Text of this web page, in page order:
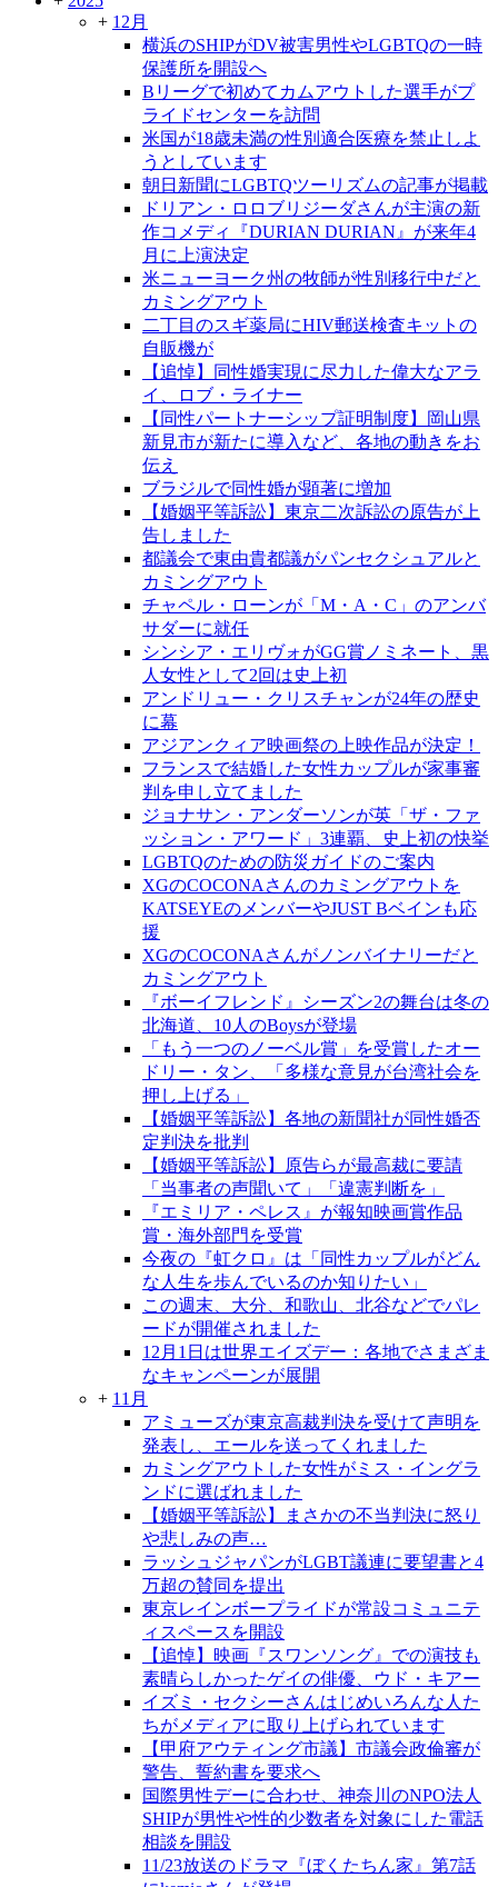
+ 12月
横浜のSHIPがDV被害男性やLGBTQの一時
保護所を開設へ
Bリーグで初めてカムアウトした選手がプ
ライドセンターを訪問
米国が18歳未満の性別適合医療を禁止しよ
うとしています
朝日新聞にLGBTQツーリズムの記事が掲載
ドリアン・ロロブリジーダさんが主演の新
作コメディ『DURIAN DURIAN』が来年4
月に上演決定
米ニューヨーク州の牧師が性別移行中だと
カミングアウト
二丁目のスギ薬局にHIV郵送検査キットの
自販機が
【追悼】同性婚実現に尽力した偉大なアラ
イ、ロブ・ライナー
【同性パートナーシップ証明制度】岡山県
新見市が新たに導入など、各地の動きをお
伝え
ブラジルで同性婚が顕著に増加
【婚姻平等訴訟】東京二次訴訟の原告が上
告しました
都議会で東由貴都議がパンセクシュアルと
カミングアウト
チャペル・ローンが「M・A・C」のアンバ
サダーに就任
シンシア・エリヴォがGG賞ノミネート、黒
人女性として2回は史上初
アンドリュー・クリスチャンが24年の歴史
に幕
アジアンクィア映画祭の上映作品が決定！
フランスで結婚した女性カップルが家事審
判を申し立てました
ジョナサン・アンダーソンが英「ザ・ファ
ッション・アワード」3連覇、史上初の快挙
LGBTQのための防災ガイドのご案内
XGのCOCONAさんのカミングアウトを
KATSEYEのメンバーやJUST Bベインも応
援
XGのCOCONAさんがノンバイナリーだと
カミングアウト
『ボーイフレンド』シーズン2の舞台は冬の
北海道、10人のBoysが登場
「もう一つのノーベル賞」を受賞したオー
ドリー・タン、「多様な意見が台湾社会を
押し上げる」
【婚姻平等訴訟】各地の新聞社が同性婚否
定判決を批判
【婚姻平等訴訟】原告らが最高裁に要請
「当事者の声聞いて」「違憲判断を」
『エミリア・ペレス』が報知映画賞作品
賞・海外部門を受賞
今夜の『虹クロ』は「同性カップルがどん
な人生を歩んでいるのか知りたい」
この週末、大分、和歌山、北谷などでパレ
ードが開催されました
12月1日は世界エイズデー：各地でさまざま
なキャンペーンが展開
+ 11月
アミューズが東京高裁判決を受けて声明を
発表し、エールを送ってくれました
カミングアウトした女性がミス・イングラ
ンドに選ばれました
【婚姻平等訴訟】まさかの不当判決に怒り
や悲しみの声…
ラッシュジャパンがLGBT議連に要望書と4
万超の賛同を提出
東京レインボープライドが常設コミュニテ
ィスペースを開設
【追悼】映画『スワンソング』での演技も
素晴らしかったゲイの俳優、ウド・キアー
イズミ・セクシーさんはじめいろんな人た
ちがメディアに取り上げられています
【甲府アウティング市議】市議会政倫審が
警告、誓約書を要求へ
国際男性デーに合わせ、神奈川のNPO法人
SHIPが男性や性的少数者を対象にした電話
相談を開設
11/23放送のドラマ『ぼくたちん家』第7話